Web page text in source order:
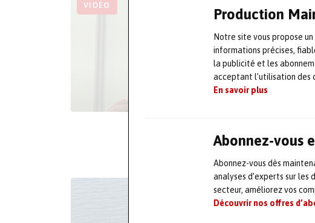
Production
Notre site vous propose
informations précises,
la publicité et les
acceptant l’utilisation des
En savoir plus
Abonnez-vous
Abonnez-vous dès
analyses d’experts sur
secteur, améliorez vos
Découvrir nos offres
22 juin
VIDÉO